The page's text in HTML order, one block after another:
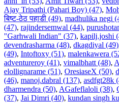
Ajay Tripathi (Pahari Boy) (47),
बिष्ट-ठेठ पहाडी (49), madhulika negi
(47), rajindersemwal (44),
"Garhwali Indian" (37), kapilj.joshi
devendrasharma (48), dkagdiyal (49)
(49), Intoftoxy (51), malenkawera
adventureroy (41), vimalbhatt (48),
elollignarame (51), OresiaseX (50),
(46), manoj.dabral (137), asdfgt28k
dharmendra (50), AGafeflaloli (38),
(37), Jai Dimri (40), kundan singh